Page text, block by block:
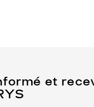
et